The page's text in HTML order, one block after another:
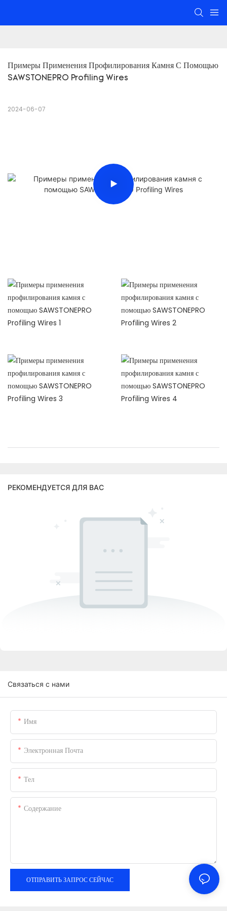
Примеры Применения Профилирования Камня С Помощью
SAWSTONEPRO Profiling Wires
2024-06-07
РЕКОМЕНДУЕТСЯ ДЛЯ ВАС
Связаться с нами
Имя
Электронная Почта
Тел
Содержание
ОТПРАВИТЬ ЗАПРОС СЕЙЧАС